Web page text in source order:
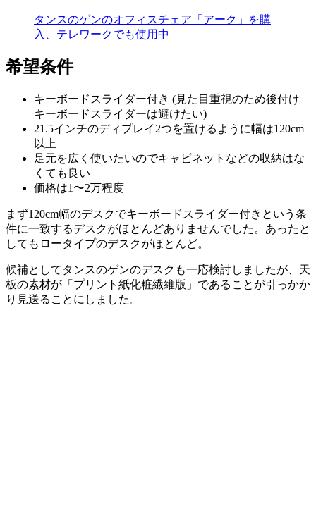
タンスのゲンのオフィスチェア「アーク」を購
入、テレワークでも使用中
希望条件
キーボードスライダー付き (見た目重視のため後付け
キーボードスライダーは避けたい)
21.5インチのディプレイ2つを置けるように幅は120cm
以上
足元を広く使いたいのでキャビネットなどの収納はな
くても良い
価格は1〜2万程度
まず120cm幅のデスクでキーボードスライダー付きという条
件に一致するデスクがほとんどありませんでした。あったと
してもロータイプのデスクがほとんど。
候補としてタンスのゲンのデスクも一応検討しましたが、天
板の素材が「プリント紙化粧繊維版」であることが引っかか
り見送ることにしました。